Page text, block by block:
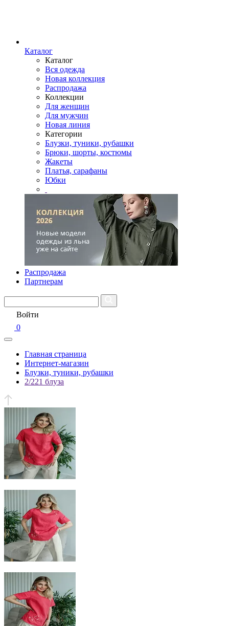
Каталог
Каталог
Вся одежда
Новая коллекция
Распродажа
Коллекции
Для женщин
Для мужчин
Новая линия
Категории
Блузки, туники, рубашки
Брюки, шорты, костюмы
Жакеты
Платья, сарафаны
Юбки
Распродажа
Партнерам
Войти
0
Главная страница
Интернет-магазин
Блузки, туники, рубашки
2/221 блуза